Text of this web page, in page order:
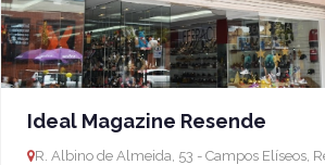
Ideal Magazine Resende